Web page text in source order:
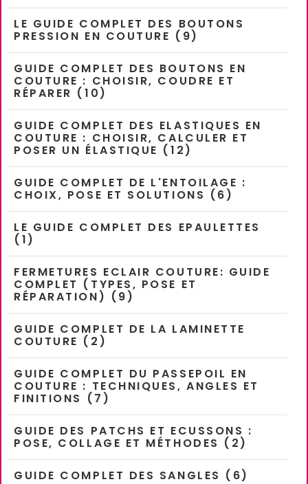
LE GUIDE COMPLET DES BOUTONS
PRESSION EN COUTURE (9)
GUIDE COMPLET DES BOUTONS EN
COUTURE : CHOISIR, COUDRE ET
RÉPARER (10)
GUIDE COMPLET DES ELASTIQUES EN
COUTURE : CHOISIR, CALCULER ET
POSER UN ÉLASTIQUE (12)
GUIDE COMPLET DE L'ENTOILAGE :
CHOIX, POSE ET SOLUTIONS (6)
LE GUIDE COMPLET DES EPAULETTES
(1)
FERMETURES ECLAIR COUTURE: GUIDE
COMPLET (TYPES, POSE ET
RÉPARATION) (9)
GUIDE COMPLET DE LA LAMINETTE
COUTURE (2)
GUIDE COMPLET DU PASSEPOIL EN
COUTURE : TECHNIQUES, ANGLES ET
FINITIONS (7)
GUIDE DES PATCHS ET ECUSSONS :
POSE, COLLAGE ET MÉTHODES (2)
GUIDE COMPLET DES SANGLES (6)